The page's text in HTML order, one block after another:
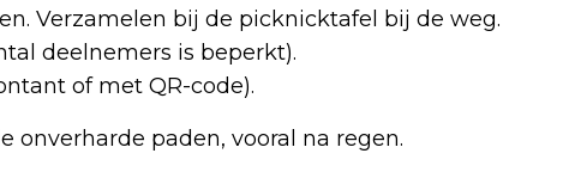
Verzamelen bij de picknicktafel bij de weg.
deelnemers is beperkt).
of met QR-code).
onverharde paden, vooral na regen.